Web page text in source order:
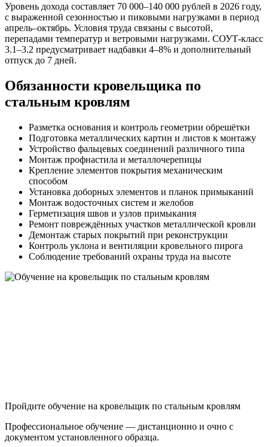
Уровень дохода составляет 70 000–140 000 рублей в 2026 году,
с выраженной сезонностью и пиковыми нагрузками в период
апрель–октябрь. Условия труда связаны с высотой,
перепадами температур и ветровыми нагрузками. СОУТ-класс
3.1–3.2 предусматривает надбавки 4–8% и дополнительный
отпуск до 7 дней.
Обязанности кровельщика по
стальным кровлям
Разметка основания и контроль геометрии обрешётки
Подготовка металлических картин и листов к монтажу
Устройство фальцевых соединений различного типа
Монтаж профнастила и металлочерепицы
Крепление элементов покрытия механическим
способом
Установка доборных элементов и планок примыканий
Монтаж водосточных систем и желобов
Герметизация швов и узлов примыкания
Ремонт повреждённых участков металлической кровли
Демонтаж старых покрытий при реконструкции
Контроль уклона и вентиляции кровельного пирога
Соблюдение требований охраны труда на высоте
Пройдите обучение на кровельщик по стальным кровлям
Профессиональное обучение — дистанционно и очно с
документом установленного образца.